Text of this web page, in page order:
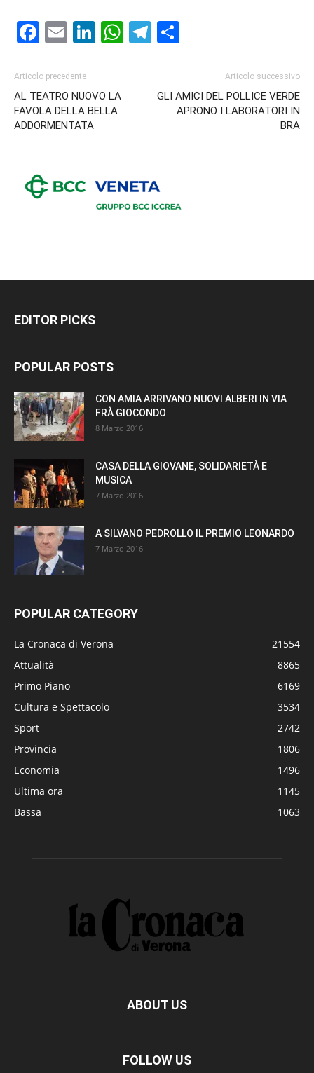
Facebook
EmailLinkedIn
WhatsApp
Telegram
Articolo precedente
AL TEATRO NUOVO LA
FAVOLA DELLA BELLA
ADDORMENTATA
Articolo successivo
GLI AMICI DEL POLLICE VERDE
APRONO I LABORATORI IN
BRA
EDITOR PICKS
POPULAR POSTS
CON AMIA ARRIVANO NUOVI ALBERI IN VIA
FRÀ GIOCONDO
8 Marzo 2016
CASA DELLA GIOVANE, SOLIDARIETÀ E
MUSICA
7 Marzo 2016
A SILVANO PEDROLLO IL PREMIO LEONARDO
7 Marzo 2016
POPULAR CATEGORY
La Cronaca di Verona
21554
Attualità
8865
Primo Piano
6169
Cultura e Spettacolo
3534
Sport
2742
Provincia
1806
Economia
1496
Ultima ora
1145
Bassa
1063
ABOUT US
FOLLOW US